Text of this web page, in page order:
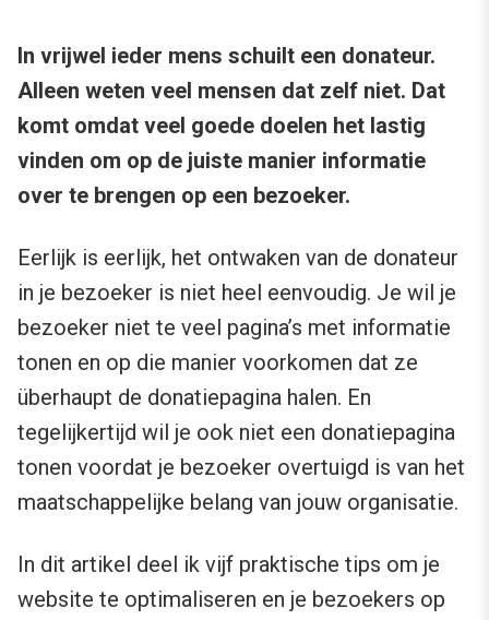
In vrijwel ieder mens schuilt een donateur.
Alleen weten veel mensen dat zelf niet. Dat
komt omdat veel goede doelen het lastig
vinden om op de juiste manier informatie
over te brengen op een bezoeker.
Eerlijk is eerlijk, het ontwaken van de donateur
in je bezoeker is niet heel eenvoudig. Je wil je
bezoeker niet te veel pagina’s met informatie
tonen en op die manier voorkomen dat ze
überhaupt de donatiepagina halen. En
tegelijkertijd wil je ook niet een donatiepagina
tonen voordat je bezoeker overtuigd is van het
maatschappelijke belang van jouw organisatie.
In dit artikel deel ik vijf praktische tips om je
website te optimaliseren en je bezoekers op